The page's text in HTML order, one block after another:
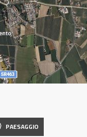
PAESAGGIO